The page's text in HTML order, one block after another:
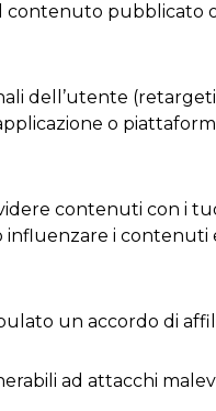
contenuto pubblicato
dell’utente
o
contenuti con i
i contenuti
un accordo di
ad attacchi